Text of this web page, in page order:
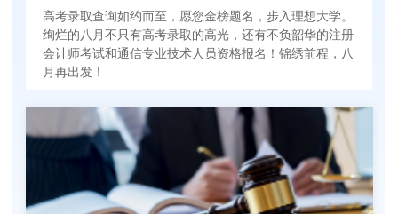
高考录取查询如约而至，愿您金榜题名，步入理想大学。
绚烂的八月不只有高考录取的高光，还有不负韶华的注册
会计师考试和通信专业技术人员资格报名！锦绣前程，八
月再出发！